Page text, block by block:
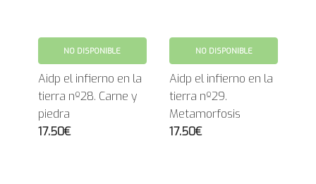
NO DISPONIBLE
Aidp el infierno en la
tierra nº28. Carne y
piedra
17.50€
NO DISPONIBLE
Aidp el infierno en la
tierra nº29.
Metamorfosis
17.50€